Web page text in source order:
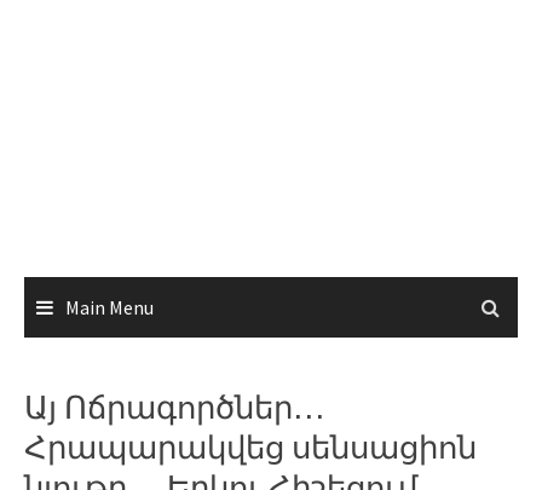
Main Menu
Այ Ոճրագործներ․․․
Հրապարակվեց սենսացիոն